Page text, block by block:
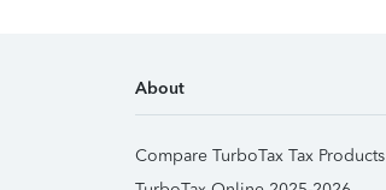
About
Compare TurboTax Tax Products